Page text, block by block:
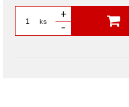
ks
+
-